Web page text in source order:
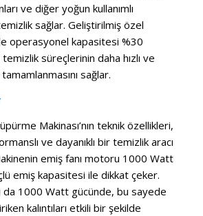
ve diğer yoğun kullanımlı
sağlar. Geliştirilmiş özel
operasyonel kapasitesi %30
temizlik süreçlerinin daha hızlı ve
sağlar.
Makinası’nın teknik özellikleri,
ve dayanıklı bir temizlik aracı
emiş fanı motoru 1000 Watt
emiş kapasitesi ile dikkat çeker.
1000 Watt gücünde, bu sayede
kalıntıları etkili bir şekilde